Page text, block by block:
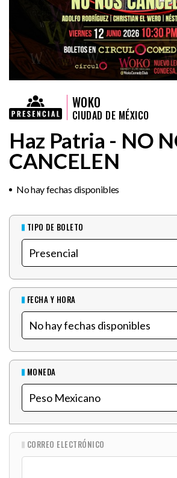
WOKO
CIUDAD DE MÉXICO
Haz Patria - NO
CANCELEN
No hay fechas disponibles
TIPO DE BOLETO
FECHA Y HORA
MONEDA
CORREO ELECTRÓNICO